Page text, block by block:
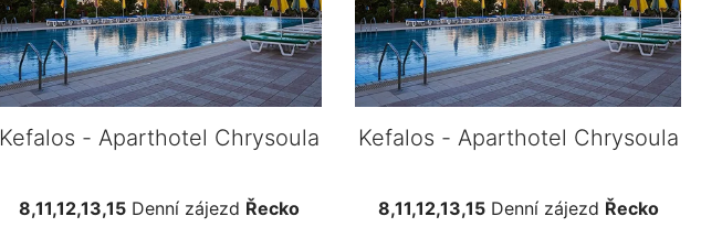
Kefalos - Aparthotel Chrysoula
8,11,12,13,15Denní zájezd Řecko
Kefalos - Aparthotel Chrysoula
8,11,12,13,15Denní zájezd Řecko